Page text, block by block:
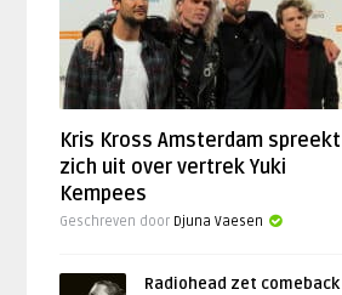
Kris Kross Amsterdam spreekt
zich uit over vertrek Yuki
Kempees
Geschreven door Djuna Vaesen
Radiohead zet comeback